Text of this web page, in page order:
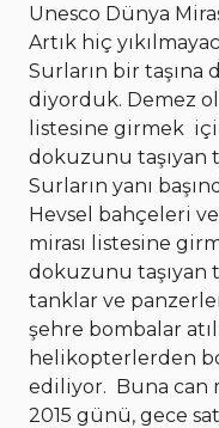
Unesco Dünya
Artık hiç
Surların bir taşına
diyorduk. Demez
listesine girmek
dokuzunu taşıyan
Surların yanı
Hevsel bahçeleri
mirası listesine
dokuzunu taşıyan
tanklar ve
şehre bombalar
helikopterlerden
ediliyor. Buna can
2015 günü, gece sat